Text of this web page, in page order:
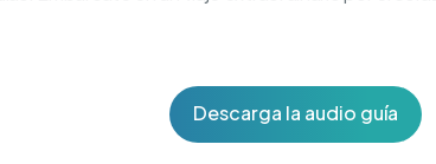
Descarga la audio guía